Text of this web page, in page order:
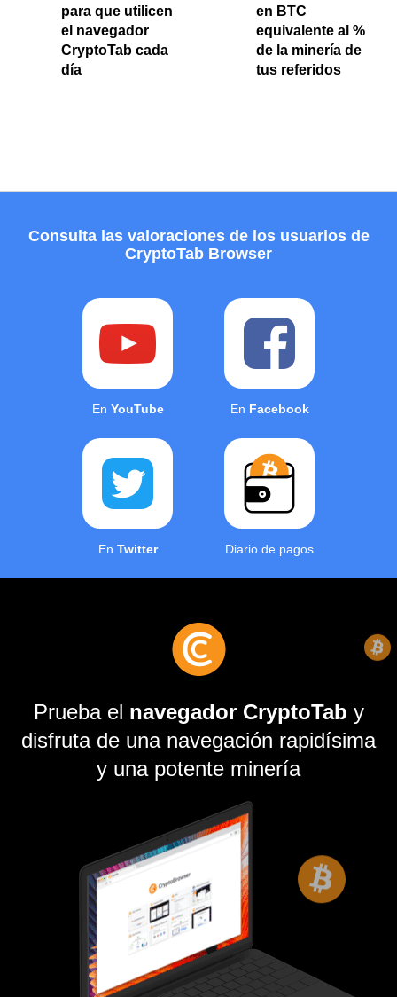
para que utilicen
el navegador
CryptoTab cada
día
en BTC
equivalente al %
de la minería de
tus referidos
Consulta las valoraciones de los usuarios de
CryptoTab Browser
En YouTube En Facebook
En Twitter Diario de pagos
Prueba el navegador CryptoTab y
disfruta de una navegación rapidísima
y una potente minería